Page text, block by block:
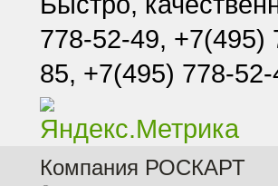
778-52-49, +7(495)
85, +7(495) 778-52-
Компания РОСКАРТ